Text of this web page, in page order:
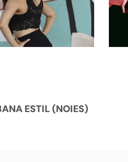
ESTIL (NOIES)